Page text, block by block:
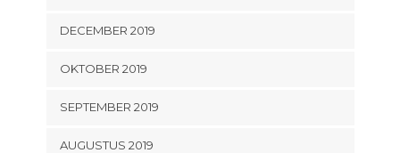
DECEMBER 2019
OKTOBER 2019
SEPTEMBER 2019
AUGUSTUS 2019